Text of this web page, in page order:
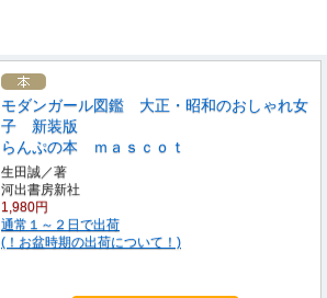
モダンガール図鑑 大正・昭和のおしゃれ女
子 新装版
らんぷの本 ｍａｓｃｏｔ
生田誠／著
河出書房新社
1,980円
通常１～２日で出荷
(！お盆時期の出荷について！)